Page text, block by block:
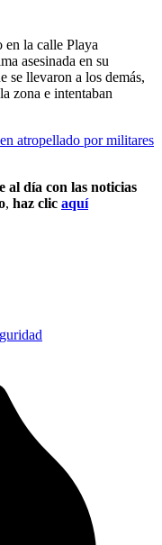
la calle Playa
asesinada en su
se llevaron a los demás,
zona e intentaban
atropellado por militares
al día con las noticias
, haz clic aquí